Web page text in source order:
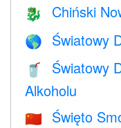
🐉 Chiński
🌎 Światowy
🥤
Światowy
Alkoholu
🇨🇳 Święto